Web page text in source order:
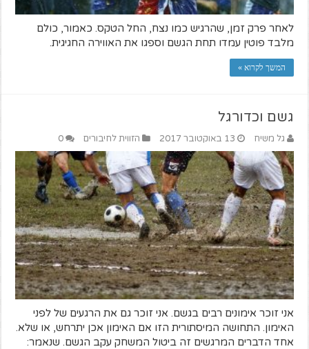
לאחר פרק זמן, שהרגיש כמו נצח, החל הטקס. כאמור, כולם
מלבד פוטין עמדו תחת הגשם וספגו את האווירה החגיגית.
המשך לקרוא »
גשם וכדורגל
גל משיח 13 באוקטובר 2017 הזווית לחיבורים 0
אני זוכר אימונים רבים בגשם. אני זוכר גם את הרגעים של לפני
האימון. התחושה המיסתורית הזו אם האימון אכן יתרחש, או שלא.
אחד הדברים המרגשים זה ביטול המשחק עקב הגשם. שנאמר: